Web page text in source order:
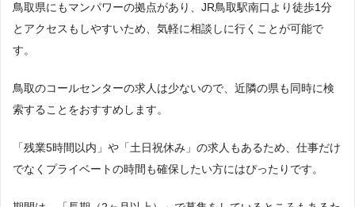
鳥取県にもマンパワーの拠点があり、JR鳥取駅南口より徒歩1分
とアクセスもしやすいため、気軽に相談しに行くことが可能で
す。
鳥取のコールセンターの求人は少ないので、近隣の県も同時に検
索することをおすすめします。
「残業5時間以内」や「土日祝休み」の求人もあるため、仕事だけ
でなくプライベートの時間も確保したい方にはぴったりです。